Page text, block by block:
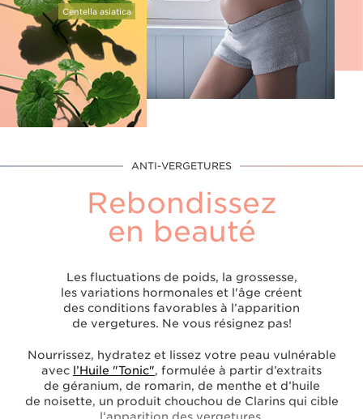
Centella asiatica
ANTI-VERGETURES
Rebondissez
en beauté
Les fluctuations de poids, la grossesse,
les variations hormonales et l'âge créent
des conditions favorables à l’apparition
de vergetures. Ne vous résignez pas!
Nourrissez, hydratez et lissez votre peau vulnérable
avec l’Huile "Tonic", formulée à partir d’extraits
de géranium, de romarin, de menthe et d’huile
de noisette, un produit chouchou de Clarins qui cible
l’apparition des vergetures.